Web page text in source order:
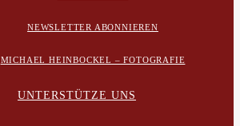
NEWSLETTER ABONNIEREN
MICHAEL HEINBOCKEL – FOTOGRAFIE
UNTERSTÜTZE UNS